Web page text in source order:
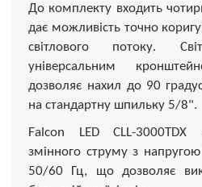
До комплекту входить
дає можливість точно
світлового потоку.
універсальним
дозволяє нахил до 90
на стандартну шпильку 5/8".
Falcon LED CLL-
змінного струму з
50/60 Гц, що дозволяє